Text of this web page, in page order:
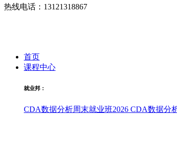
热线电话：13121318867
首页
课程中心
就业邦：
CDA数据分析周末就业班2026 CDA数据分